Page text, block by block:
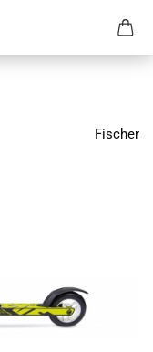
Fischer